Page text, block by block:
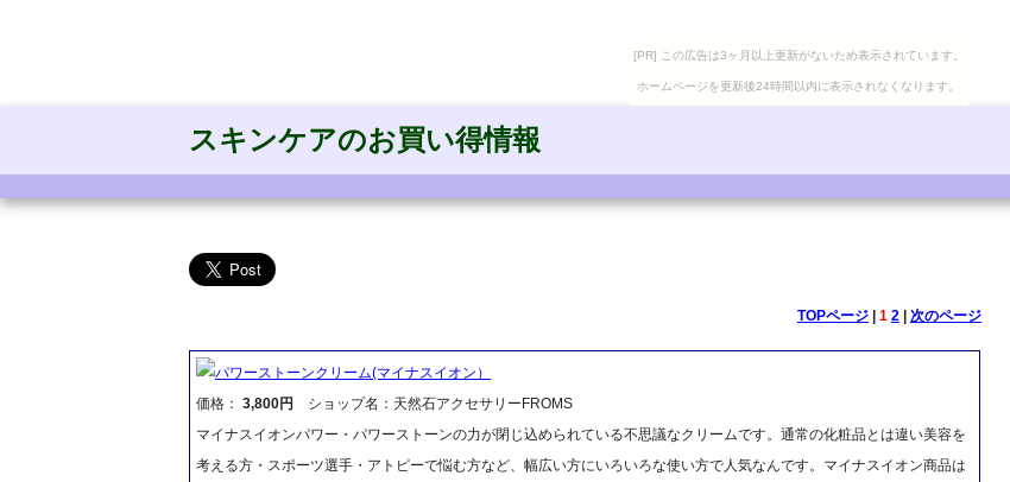
[PR] この広告は3ヶ月以上更新がないため表示されています。
ホームページを更新後24時間以内に表示されなくなります。
スキンケアのお買い得情報
TOPページ| 1 2| 次のページ
パワーストーンクリーム(マイナスイオン）
価格： 3,800円
ショップ名：天然石アクセサリーFROMS
マイナスイオンパワー・パワーストーンの力が閉じ込められている不思議なクリームです。通常の化粧品とは違い美容を
考える方・スポーツ選手・アトピーで悩む方など、幅広い方にいろいろな使い方で人気なんです。マイナスイオン商品は